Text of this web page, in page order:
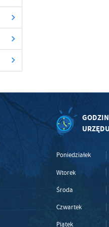
URZĘDU
Poniedziałek
Wtorek
Środa
Czwartek
Piątek